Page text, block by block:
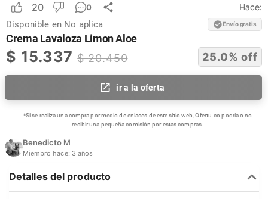
20 0 Hace:
Disponible en No aplica Envío gratis
Crema Lavaloza Limon Aloe
$ 15.337 $20.450 25.0% off
ir a la oferta
*Si se realiza una compra por medio de enlaces de este sitio web, Ofertu.co podría o no
recibir una pequeña comisión por estas compras.
Benedicto M
Miembro hace: 3 años
Detalles del producto